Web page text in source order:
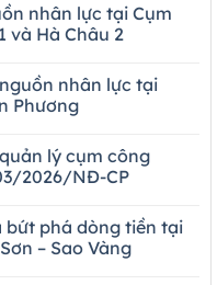
nhân lực tại Cụm
và Hà Châu 2
nhân lực tại
Phương
lý cụm công
2026/NĐ-CP
bứt phá dòng tiền tại
– Sao Vàng